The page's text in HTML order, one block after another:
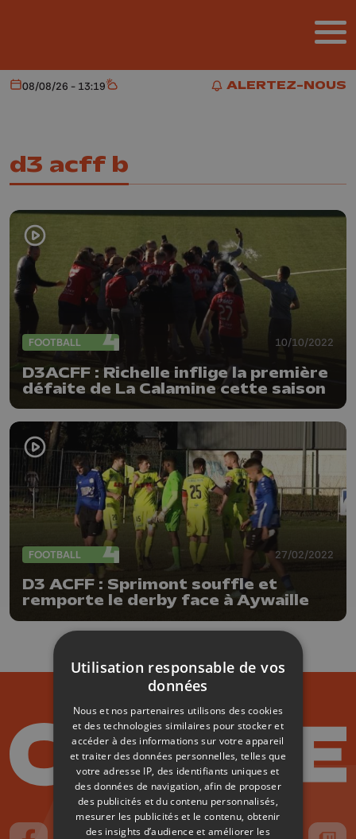
ALERTEZ-NOUS
ALERTEZ-NOUS
Aujourd'hui
08/08/26 - 13:19 Météo
d3 acff b
FOOTBALL 10/10/2022
D3ACFF : Richelle inflige la première
défaite de La Calamine cette saison
FOOTBALL 27/02/2022
D3 ACFF : Sprimont souffle et
remporte le derby face à Aywaille
Utilisation responsable de vos
données
Nous et nos partenaires utilisons des cookies
et des technologies similaires pour stocker et
accéder à des informations sur votre appareil
et traiter des données personnelles, telles que
votre adresse IP, des identifiants uniques et
des données de navigation, afin de proposer
des publicités et du contenu personnalisés,
mesurer les publicités et le contenu, obtenir
des insights d’audience et améliorer les